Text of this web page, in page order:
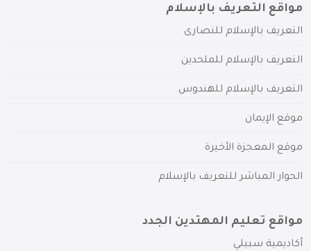
مواقع التعريف بالإسلام
التعريف بالإسلام للنصارى
التعريف بالإسلام للملحدين
التعريف بالإسلام للهندوس
موقع الإيمان
موقع المعجزة الأخيرة
الحوار المباشر للتعريف بالإسلام
مواقع تعليم المهتدين الجدد
أكاديمية سبيلي